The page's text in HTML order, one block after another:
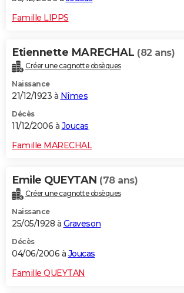
Famille LIPPS
Etiennette MARECHAL (82 ans)
Créer une cagnotte obsèques
Naissance
21/12/1923 à Nîmes
Décès
11/12/2006 à Joucas
Famille MARECHAL
Emile QUEYTAN (78 ans)
Créer une cagnotte obsèques
Naissance
25/05/1928 à Graveson
Décès
04/06/2006 à Joucas
Famille QUEYTAN